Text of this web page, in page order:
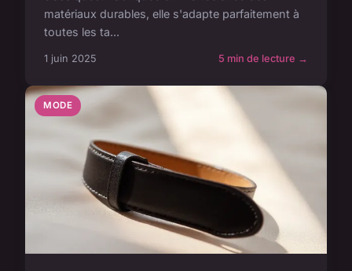
matériaux durables, elle s'adapte parfaitement à
toutes les ta...
1 juin 2025 5 min de lecture →
MODE